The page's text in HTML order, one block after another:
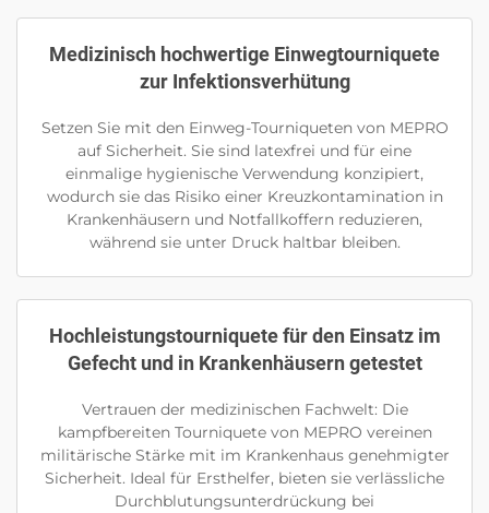
Medizinisch hochwertige Einwegtourniquete
zur Infektionsverhütung
Setzen Sie mit den Einweg-Tourniqueten von MEPRO
auf Sicherheit. Sie sind latexfrei und für eine
einmalige hygienische Verwendung konzipiert,
wodurch sie das Risiko einer Kreuzkontamination in
Krankenhäusern und Notfallkoffern reduzieren,
während sie unter Druck haltbar bleiben.
Hochleistungstourniquete für den Einsatz im
Gefecht und in Krankenhäusern getestet
Vertrauen der medizinischen Fachwelt: Die
kampfbereiten Tourniquete von MEPRO vereinen
militärische Stärke mit im Krankenhaus genehmigter
Sicherheit. Ideal für Ersthelfer, bieten sie verlässliche
Durchblutungsunterdrückung bei